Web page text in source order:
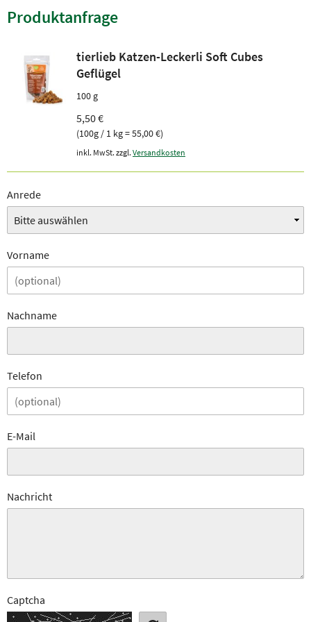
Produktanfrage
tierlieb Katzen-Leckerli Soft Cubes
Geflügel
100 g
5,50 €
(100g / 1 kg = 55,00 €)
inkl. MwSt. zzgl. Versandkosten
Anrede
Vorname
Nachname
Telefon
E-Mail
Nachricht
Captcha